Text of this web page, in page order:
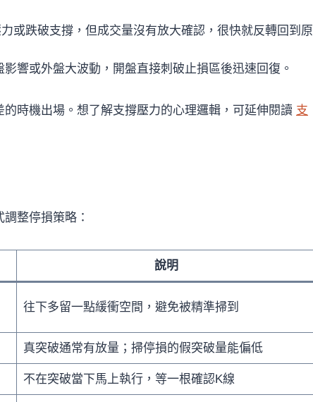
力或跌破支撐，但成交量沒有放大確認，很快就反轉回到原
影響或外盤大波動，開盤直接刺破止損區後迅速回復。
時機出場。想了解支撐壓力的心理邏輯，可延伸閱讀 支
整停損策略：
說明
往下多留一點緩衝空間，避免被精準掃到
真突破通常有放量；掃停損的假突破量能偏低
不在突破當下馬上執行，等一根確認K線